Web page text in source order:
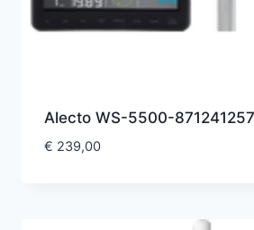
Alecto WS-5500-
€ 239,00